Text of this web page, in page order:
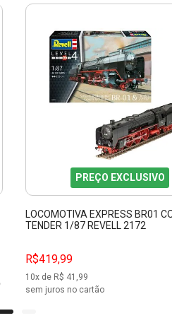
PREÇO EXCLUSIVO
LOCOMOTIVA EXPRESS BR01
TENDER 1/87 REVELL 2172
R$419,99
10x de R$ 41,99
sem juros no cartão